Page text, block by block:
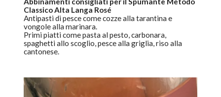
Classico Alta Langa Rosé
Antipasti di pesce come cozze alla tarantina e
vongole alla marinara.
Primi piatti come pasta al pesto, carbonara,
spaghetti allo scoglio, pesce alla griglia, riso alla
cantonese.